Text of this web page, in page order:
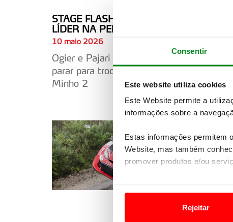
Consentir
Este website utiliza cookies
Este Website permite a
informações sobre a
Estas informações permitem
Website, mas também
promover produtos e/ou
Rejeitar
STAGE FLASH 22 | NEUVILLE PASSA A
LÍDER NA PENÚLTIMA ETAPA
10 maio 2026
Ogier e Pajari têm furo e são forçados a
parar para trocar pneus em Vieira do
Minho 2